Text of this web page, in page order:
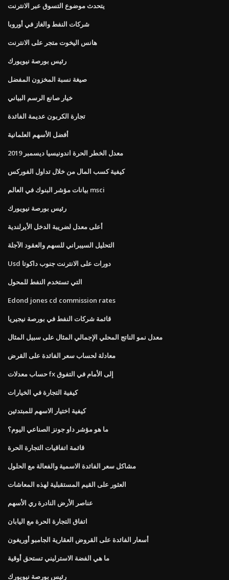
يتحدث موضوع التسوق عبر الانترنت
شركات النفط والغاز في أوروبا
هانس اليخوت متجر على الانترنت
رئيس بورصة نيويورك
صيغة نسبة المخزون المفضل
خيار صانع الرسم البياني
تجارة الكربون عديمة الفائدة
أفضل الأسهم العلمانية
معدل الخطر الحرة اندونيسيا ديسمبر 2019
كيفية كسب المال من خلال تداول الفوركس
بيانات مؤشر البنوك في العالم msci
رئيس بورصة نيويورك
أعلى معدل لضريبة الدخل الأيرلندية
التحليل السيبراني للسهم والعقود الآجلة
Usd دورات على الانترنت جنوب داكوتا
التي تستخدم النفط للمحول
Edond jones cd commission rates
قائمة شركات النفط في بورصة نيجيريا
معدل نمو الناتج المحلي الإجمالي المثال على سبيل المثال
معادلة لحساب سعر الفائدة على القرض
حساب معدلات fx إلى الأمام في التفوق
كيفية التجارة في الخيارات
كيفية اختيار الاسهم للمبتدئين
ما هو مؤشر داو جونز الصناعي اليوم؟
قائمة اتفاقيات التجارة الحرة
مشاكل سعر الفائدة الاسمية والفعالة مع الحلول
العثور على القيم المستقبلية لهذه المعاشات
عناصر الأرض النادرة ري الأسهم
اتفاق التجارة الحرة مع اليابان
أسعار الفائدة على القروض العقارية الجامبو أوريغون
ما هي الفضة الاسترليني تستحق أوقية
رئيس بورصة نيويورك